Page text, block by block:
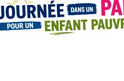
13 personnes viennent
2 personnes viennent
30 personnes